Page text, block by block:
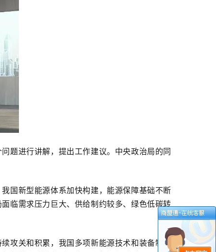
题进行讲解，提出工作建议。中央政治局的同
国新型能源体系加快构建，能源保障基础不断
临需求压力巨大、供给制约较多、绿色低碳转
攻关和积累，我国多项新能源技术和装备制造